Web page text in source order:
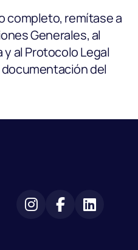
completo, remítase a
Generales, al
al Protocolo Legal
del